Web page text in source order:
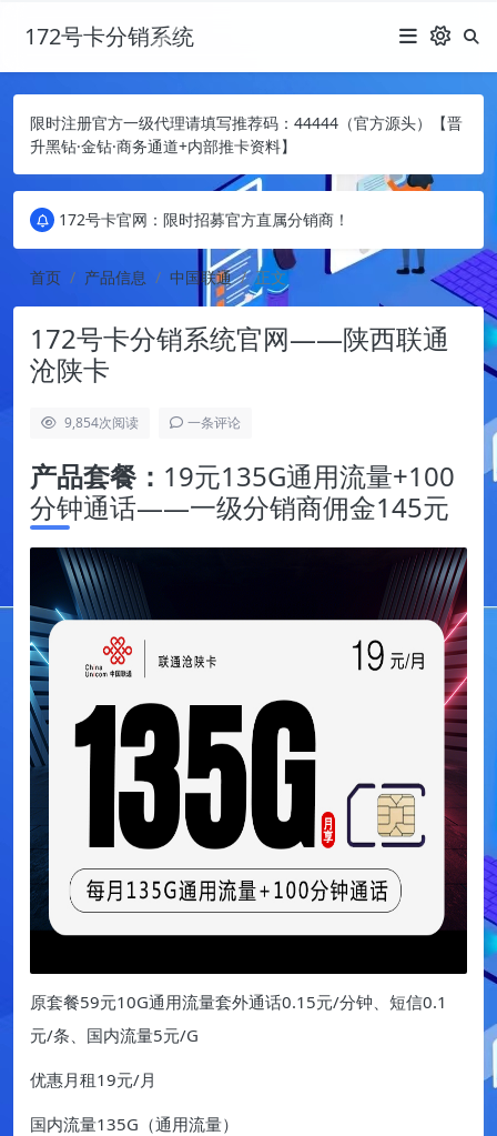
172号卡分销系统
限时注册官方一级代理请填写推荐码：44444（官方源头）【晋
升黑钻·金钻·商务通道+内部推卡资料】
172号卡官网：限时招募官方直属分销商！
172号卡官网：限时招募官方直属分销商！
172号卡官网：限时招募官方直属分销商！
首页 产品信息 中国联通 正文
172号卡分销系统官网——陕西联通
沧陕卡
9,854次阅读 一条评论
产品套餐： 19元135G通用流量+100
分钟通话——一级分销商佣金145元
原套餐59元10G通用流量套外通话0.15元/分钟、短信0.1
元/条、国内流量5元/G
优惠月租19元/月
国内流量135G（通用流量）